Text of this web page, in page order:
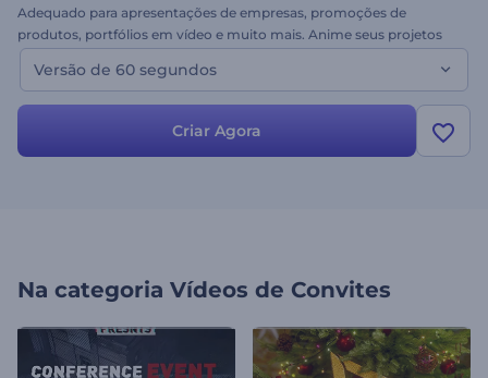
Adequado para apresentações de empresas, promoções de
produtos, portfólios em vídeo e muito mais. Anime seus projetos
com este template dinâmico hoje!
Versão de 60 segundos
Criar Agora
Na categoria Vídeos de Convites